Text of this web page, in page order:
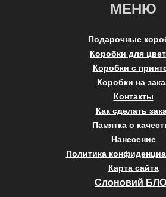
МЕНЮ
Подарочные
Коробки для
Коробки с
Коробки на
Контакты
Как сделать
Памятка о
Нанесение
Политика
Карта сайта
Слоновий